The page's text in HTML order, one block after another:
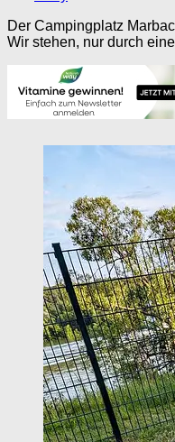
Der Campingplatz
Wir stehen, nur durch